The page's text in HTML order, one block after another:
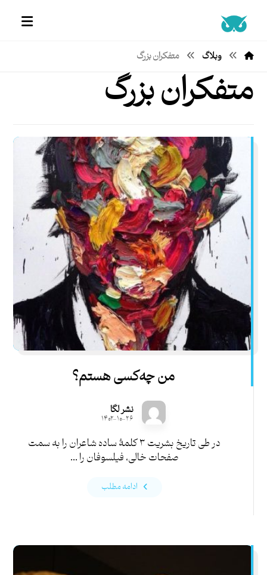
وبلاگ متفکران بزرگ
متفکران بزرگ
من چه‌کسی هستم؟
نشر لگا
۱۴۰۲-۱۰-۲۶
در طی تاریخ بشریت ۳ کلمۀ ساده شاعران را به سمت
صفحات خالی، فیلسوفان را ...
ادامه مطلب